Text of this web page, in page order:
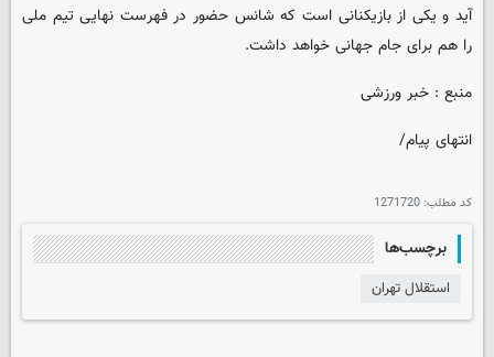
آید و یکی از بازیکنانی است که شانس حضور در فهرست نهایی تیم ملی
را هم برای جام جهانی خواهد داشت.
منبع : خبر ورزشی
انتهای پیام/
کد مطلب: 1271720
برچسب‌ها
استقلال تهران